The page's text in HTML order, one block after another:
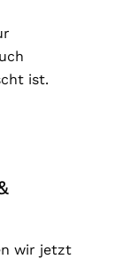
ist.
wir jetzt